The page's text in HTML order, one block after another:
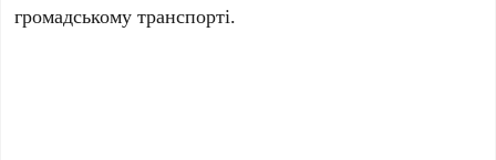
громадському транспорті.